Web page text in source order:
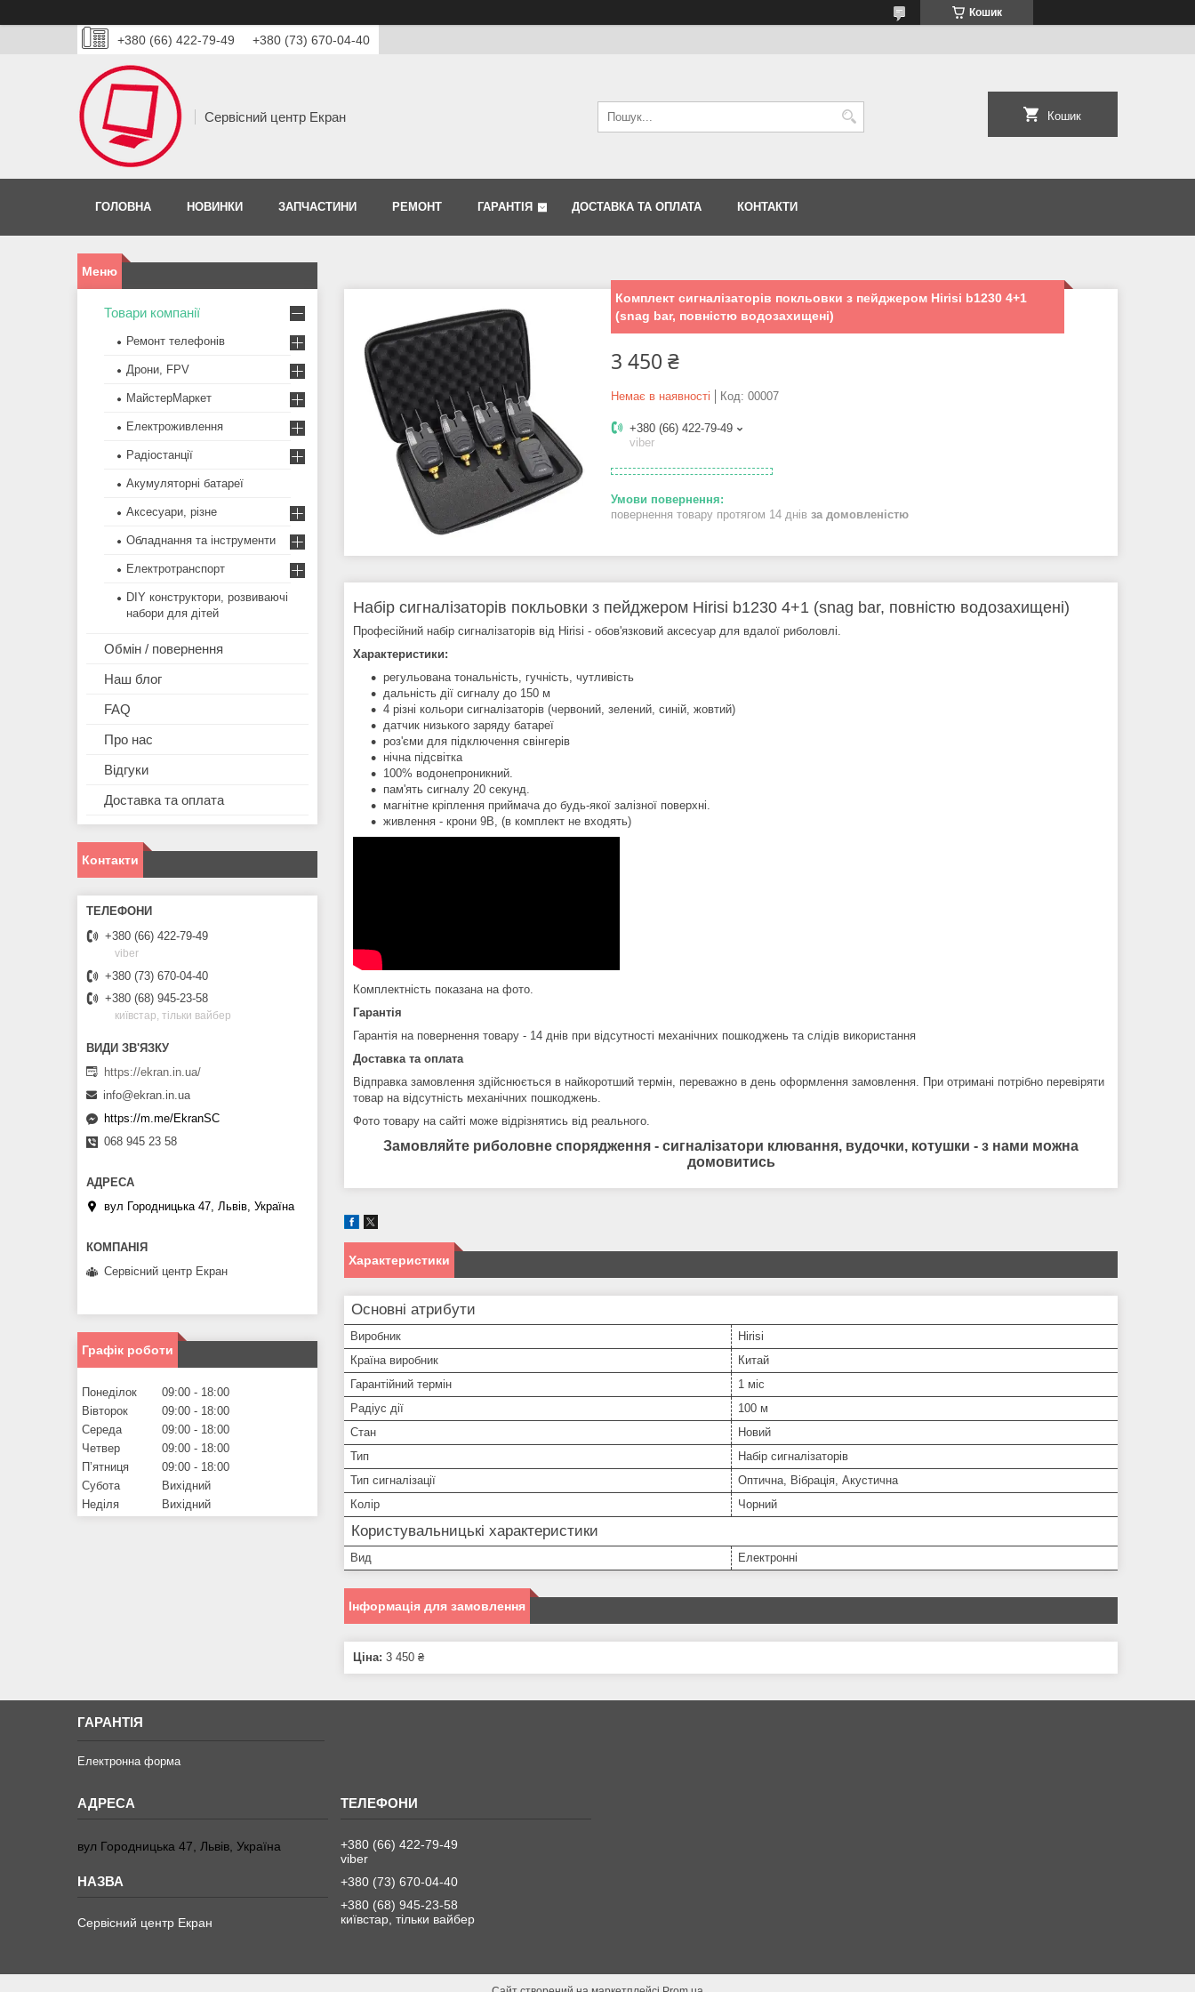
Кошик
+380 (66) 422-79-49 +380 (73) 670-04-40
Сервісний центр Екран Кошик
ГОЛОВНА НОВИНКИ ЗАПЧАСТИНИ РЕМОНТ ГАРАНТІЯ ДОСТАВКА ТА ОПЛАТА КОНТАКТИ
Комплект сигналізаторів покльовки з пейджером Hirisi b1230 4+1
(snag bar, повністю водозахищені)
3 450 ₴
Немає в наявності Код: 00007
+380 (66) 422-79-49
viber
повернення товару протягом 14 днів за домовленістю
Набір сигналізаторів покльовки з пейджером Hirisi b1230 4+1 (snag bar, повністю водозахищені)
Професійний набір сигналізаторів від Hirisi - обов'язковий аксесуар для вдалої риболовлі.
Характеристики:
регульована тональність, гучність, чутливість
дальність дії сигналу до 150 м
4 різні кольори сигналізаторів (червоний, зелений, синій, жовтий)
датчик низького заряду батареї
роз'єми для підключення свінгерів
нічна підсвітка
100% водонепроникний.
пам'ять сигналу 20 секунд.
магнітне кріплення приймача до будь-якої залізної поверхні.
живлення - крони 9В, (в комплект не входять)
Комплектність показана на фото.
Гарантія
Гарантія на повернення товару - 14 днів при відсутності механічних пошкоджень та слідів використання
Доставка та оплата
Відправка замовлення здійснюється в найкоротший термін, переважно в день оформлення замовлення. При отримані потрібно перевіряти
товар на відсутність механічних пошкоджень.
Фото товару на сайті може відрізнятись від реального.
Замовляйте риболовне спорядження - сигналізатори клювання, вудочки, котушки - з нами можна
домовитись
Характеристики
Основні атрибути
Виробник
Hirisi
Країна виробник
Китай
Гарантійний термін
1 міс
Радіус дії
100 м
Стан
Новий
Тип
Набір сигналізаторів
Тип сигналізації
Оптична, Вібрація, Акустична
Колір
Чорний
Користувальницькі характеристики
Вид Електронні
Інформація для замовлення
Ціна: 3 450 ₴
Товари компанії
Ремонт телефонів
Дрони, FPV
МайстерМаркет
Електроживлення
Радіостанції
Акумуляторні батареї
Аксесуари, різне
Обладнання та інструменти
Електротранспорт
DIY конструктори, розвиваючі
набори для дітей
Обмін / повернення
Наш блог
FAQ
Про нас
Відгуки
Доставка та оплата
Контакти
+380 (66) 422-79-49
viber
+380 (73) 670-04-40
+380 (68) 945-23-58
київстар, тільки вайбер
https://ekran.in.ua/
info@ekran.in.ua
https://m.me/EkranSC
068 945 23 58
вул Городницька 47, Львів, Україна
Сервісний центр Екран
Графік роботи
Понеділок 09:00
18:00
Вівторок
09:00
18:00
Середа
09:00
18:00
Четвер
09:00
18:00
Пʼятниця
09:00
18:00
Субота
Вихідний
Неділя
Вихідний
ГАРАНТІЯ
Електронна форма
вул Городницька 47, Львів, Україна
Сервісний центр Екран
+380 (66) 422-79-49
viber
+380 (73) 670-04-40
+380 (68) 945-23-58
київстар, тільки вайбер